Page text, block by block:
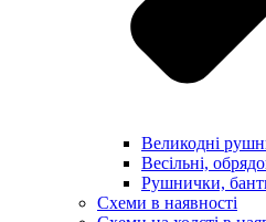
Великодні
Весільні,
Рушнички,
Схеми в наявності